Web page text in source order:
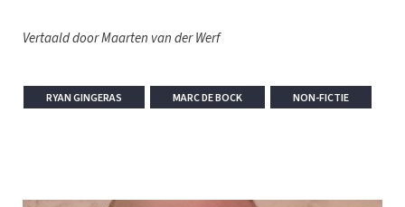
Vertaald door Maarten van der Werf
RYAN GINGERAS MARC DE BOCK NON-FICTIE